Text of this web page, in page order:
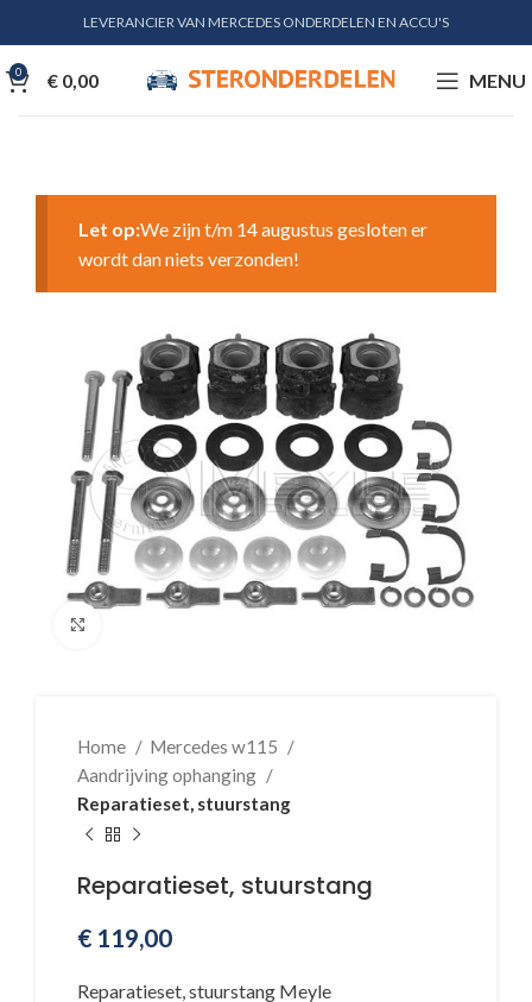
LEVERANCIER VAN MERCEDES ONDERDELEN EN ACCU'S
0 € 0,00 MENU
Let op:We zijn t/m 14 augustus gesloten er
wordt dan niets verzonden!
Home
Mercedes w115
Aandrijving ophanging
Reparatieset, stuurstang
Reparatieset, stuurstang
€ 119,00
Reparatieset, stuurstang Meyle